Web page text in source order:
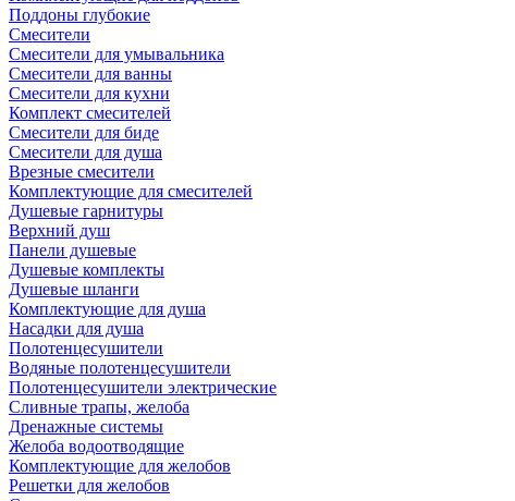
Поддоны глубокие
Смесители
Смесители для умывальника
Смесители для ванны
Смесители для кухни
Комплект смесителей
Смесители для биде
Смесители для душа
Врезные смесители
Комплектующие для смесителей
Душевые гарнитуры
Верхний душ
Панели душевые
Душевые комплекты
Душевые шланги
Комплектующие для душа
Насадки для душа
Полотенцесушители
Водяные полотенцесушители
Полотенцесушители электрические
Сливные трапы, желоба
Дренажные системы
Желоба водоотводящие
Комплектующие для желобов
Решетки для желобов